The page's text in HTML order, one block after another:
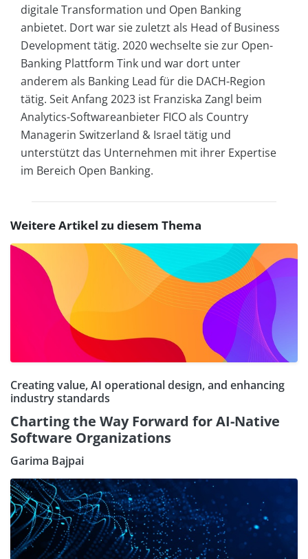
digitale Transformation und Open Banking
anbietet. Dort war sie zuletzt als Head of Business
Development tätig. 2020 wechselte sie zur Open-
Banking Plattform Tink und war dort unter
anderem als Banking Lead für die DACH-Region
tätig. Seit Anfang 2023 ist Franziska Zangl beim
Analytics-Softwareanbieter FICO als Country
Managerin Switzerland & Israel tätig und
unterstützt das Unternehmen mit ihrer Expertise
im Bereich Open Banking.
Weitere Artikel zu diesem Thema
Creating value, AI operational design, and enhancing
industry standards
Charting the Way Forward for AI-Native
Software Organizations
Garima Bajpai